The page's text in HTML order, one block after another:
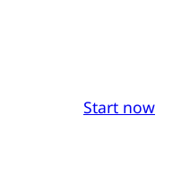
Start now